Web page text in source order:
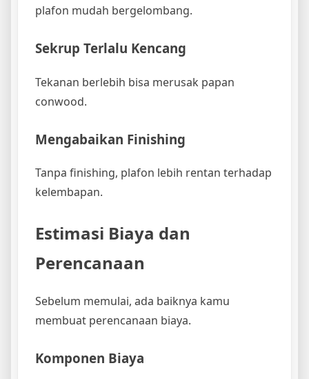
plafon mudah bergelombang.
Sekrup Terlalu Kencang
Tekanan berlebih bisa merusak papan
conwood.
Mengabaikan Finishing
Tanpa finishing, plafon lebih rentan terhadap
kelembapan.
Estimasi Biaya dan
Perencanaan
Sebelum memulai, ada baiknya kamu
membuat perencanaan biaya.
Komponen Biaya